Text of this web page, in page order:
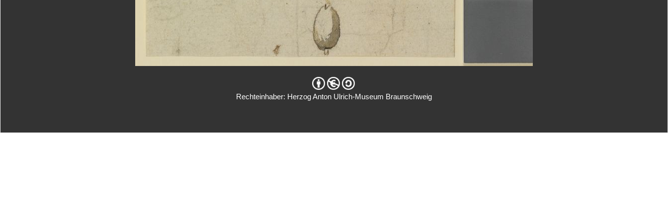
Rechteinhaber: Herzog Anton Ulrich-Museum Braunschweig